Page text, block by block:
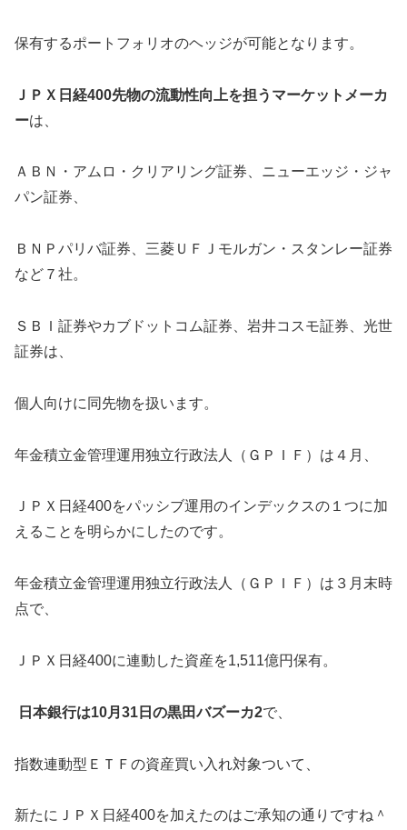
保有するポートフォリオのヘッジが可能となります。
ＪＰＸ日経400先物の流動性向上を担うマーケットメーカ
ーは、
ＡＢＮ・アムロ・クリアリング証券、ニューエッジ・ジャ
パン証券、
ＢＮＰパリバ証券、三菱ＵＦＪモルガン・スタンレー証券
など７社。
ＳＢＩ証券やカブドットコム証券、岩井コスモ証券、光世
証券は、
個人向けに同先物を扱います。
年金積立金管理運用独立行政法人（ＧＰＩＦ）は４月、
ＪＰＸ日経400をパッシブ運用のインデックスの１つに加
えることを明らかにしたのです。
年金積立金管理運用独立行政法人（ＧＰＩＦ）は３月末時
点で、
ＪＰＸ日経400に連動した資産を1,511億円保有。
日本銀行は10月31日の黒田バズーカ2で、
指数連動型ＥＴＦの資産買い入れ対象ついて、
新たにＪＰＸ日経400を加えたのはご承知の通りですね＾